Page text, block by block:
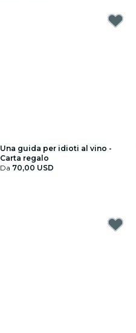
Una guida per idioti al vino -
Carta regalo
Da 70,00 USD